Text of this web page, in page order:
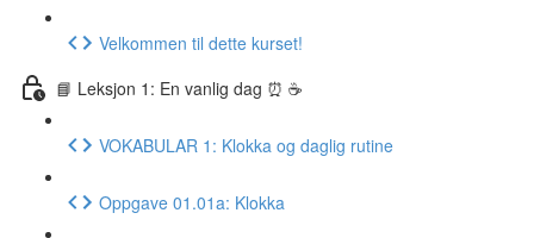
Velkommen til dette kurset!
📘 Leksjon 1: En vanlig dag ⏰ ☕️
VOKABULAR 1: Klokka og daglig rutine
Oppgave 01.01a: Klokka